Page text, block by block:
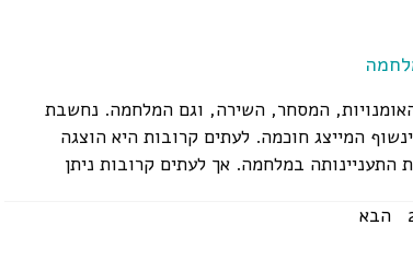
המסחר, השירה, וגם המלחמה. נחשבת
המייצג חוכמה. לעתים קרובות היא הוצגה
התעניינותה במלחמה. אך לעתים קרובות ניתן
הבא